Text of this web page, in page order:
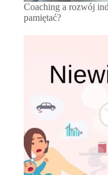
Coaching a rozwój
pamiętać?